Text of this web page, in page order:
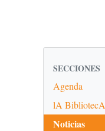
SECCIONES
Agenda
lA BibliotecA
Noticias